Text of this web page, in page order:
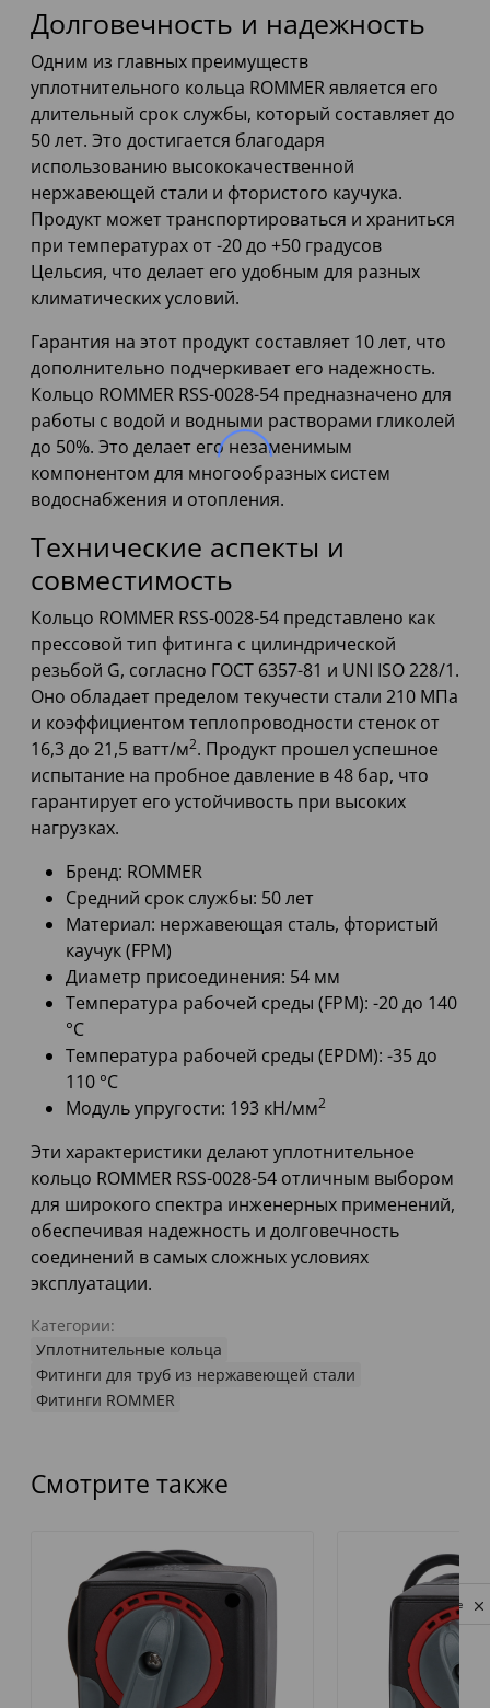
Долговечность и надежность
Одним из главных преимуществ
уплотнительного кольца ROMMER является его
длительный срок службы, который составляет до
50 лет. Это достигается благодаря
использованию высококачественной
нержавеющей стали и фтористого каучука.
Продукт может транспортироваться и храниться
при температурах от -20 до +50 градусов
Цельсия, что делает его удобным для разных
климатических условий.
Гарантия на этот продукт составляет 10 лет, что
дополнительно подчеркивает его надежность.
Кольцо ROMMER RSS-0028-54 предназначено для
работы с водой и водными растворами гликолей
до 50%. Это делает его незаменимым
компонентом для многообразных систем
водоснабжения и отопления.
Технические аспекты и
совместимость
Кольцо ROMMER RSS-0028-54 представлено как
прессовой тип фитинга с цилиндрической
резьбой G, согласно ГОСТ 6357-81 и UNI ISO 228/1.
Оно обладает пределом текучести стали 210 МПа
и коэффициентом теплопроводности стенок от
16,3 до 21,5 ватт/м2. Продукт прошел успешное
испытание на пробное давление в 48 бар, что
гарантирует его устойчивость при высоких
нагрузках.
Бренд: ROMMER
Средний срок службы: 50 лет
Материал: нержавеющая сталь, фтористый
каучук (FPM)
Диаметр присоединения: 54 мм
Температура рабочей среды (FPM): -20 до 140
°C
Температура рабочей среды (EPDM): -35 до
110 °C
Модуль упругости: 193 кН/мм2
Эти характеристики делают уплотнительное
кольцо ROMMER RSS-0028-54 отличным выбором
для широкого спектра инженерных применений,
обеспечивая надежность и долговечность
соединений в самых сложных условиях
эксплуатации.
Категории:
Уплотнительные кольца
Фитинги для труб из нержавеющей стали
Фитинги ROMMER
Смотрите также
Privacy notice